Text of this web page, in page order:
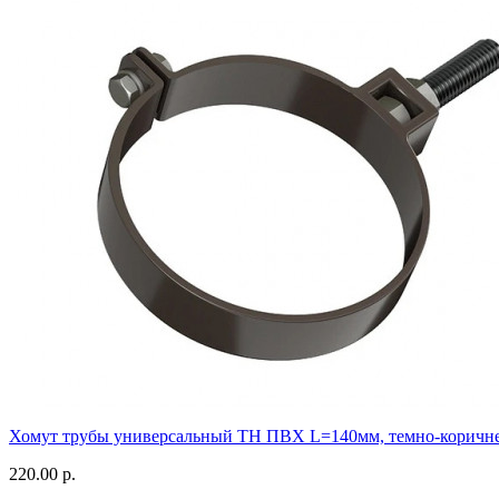
Хомут трубы универсальный ТН ПВХ L=140мм, темно-
220.00 р.